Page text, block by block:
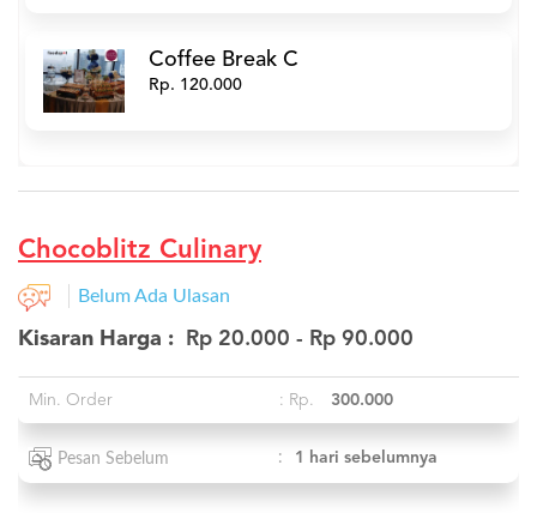
Coffee Break C
Rp. 120.000
Chocoblitz Culinary
Belum Ada Ulasan
Kisaran Harga : Rp 20.000 - Rp 90.000
Min. Order : Rp. 300.000
Pesan Sebelum : 1 hari sebelumnya